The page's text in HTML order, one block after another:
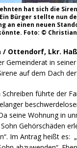
hat sich die
Bürger stellte nun
an einen neuen
Foto: ©
/ Ottendorf, Lkr.
Gemeinderat in
auf dem Dach
Schreiben führte der
seine Wohnung in
Gehörschäden
Im Antrag heißt es: